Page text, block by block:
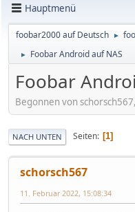
Hauptmenü
foobar2000 auf Deutsch ►
► Foobar Android auf NAS
Foobar
Begonnen von
NACH UNTEN Seiten 1
schorsch567
11. Februar 2022, 15:08:34